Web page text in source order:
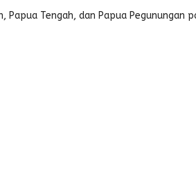
Tengah, dan Papua Pegunungan